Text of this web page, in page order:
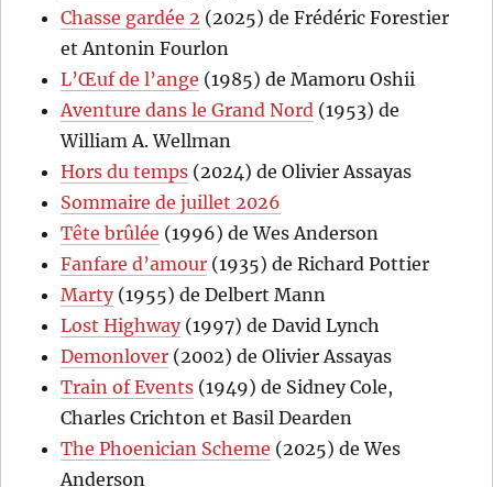
Chasse gardée 2 (2025) de Frédéric Forestier
et Antonin Fourlon
L’Œuf de l’ange (1985) de Mamoru Oshii
Aventure dans le Grand Nord (1953) de
William A. Wellman
Hors du temps (2024) de Olivier Assayas
Sommaire de juillet 2026
Tête brûlée (1996) de Wes Anderson
Fanfare d’amour (1935) de Richard Pottier
Marty(1955) de Delbert Mann
Lost Highway(1997) de David Lynch
Demonlover (2002) de Olivier Assayas
Train of Events (1949) de Sidney Cole,
Charles Crichton et Basil Dearden
The Phoenician Scheme (2025) de Wes
Anderson